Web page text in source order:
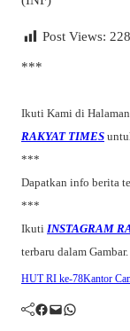
Post Views: 228
***
Ikuti Kami di Halaman
RAKYAT TIMES
***
Dapatkan info berita
***
Ikuti INSTAGRAM
terbaru dalam Gambar.
HUT RI ke-78Kantor
Facebook Mail WhatsApp